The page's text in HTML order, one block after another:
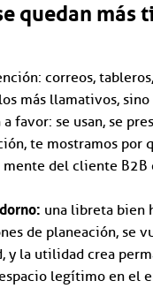
quedan más
correos,
más llamativos,
se usan, se
te mostramos por
del cliente
una libreta bien
de planeación, se
y la utilidad crea
legítimo en el